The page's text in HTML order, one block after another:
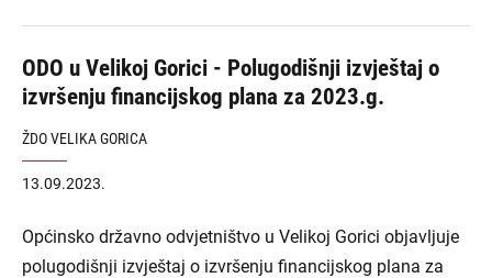
ODO u Velikoj Gorici - Polugodišnji izvještaj o
izvršenju financijskog plana za 2023.g.
ŽDO VELIKA GORICA
13.09.2023.
Općinsko državno odvjetništvo u Velikoj Gorici objavljuje
polugodišnji izvještaj o izvršenju financijskog plana za